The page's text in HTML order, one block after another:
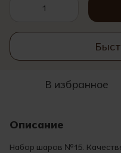
В избранное
Описание
Набор шаров №15.